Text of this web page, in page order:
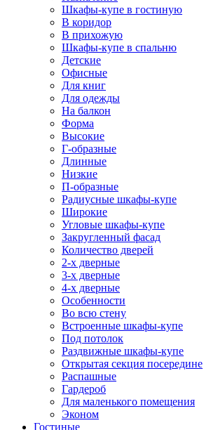
Шкафы-купе в гостиную
В коридор
В прихожую
Шкафы-купе в спальню
Детские
Офисные
Для книг
Для одежды
На балкон
Форма
Высокие
Г-образные
Длинные
Низкие
П-образные
Радиусные шкафы-купе
Широкие
Угловые шкафы-купе
Закругленный фасад
Количество дверей
2-х дверные
3-х дверные
4-х дверные
Особенности
Во всю стену
Встроенные шкафы-купе
Под потолок
Раздвижные шкафы-купе
Открытая секция посередине
Распашные
Гардероб
Для маленького помещения
Эконом
Гостиные